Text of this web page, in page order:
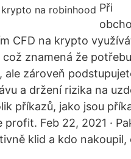
Při
CFD na krypto
znamená že
ale zároveň
a držení rizika na
příkazů, jako jsou
profit. Feb 22, 2021 ·
klid a kdo nakoupil,